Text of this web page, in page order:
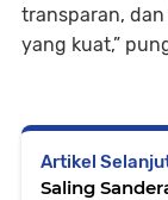
transparan,
yang kuat,”
Artikel
Saling